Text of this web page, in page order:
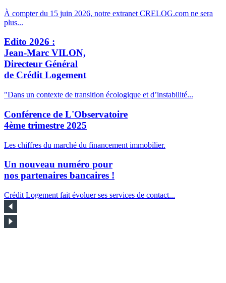
À compter du 15 juin 2026, notre extranet CRELOG.com ne sera
plus...
Edito 2026 :
Jean-Marc VILON,
Directeur Général
de Crédit Logement
"Dans un contexte de transition écologique et d’instabilité...
Conférence de L'Observatoire
4ème trimestre 2025
Les chiffres du marché du financement immobilier.
Un nouveau numéro pour
nos partenaires bancaires !
Crédit Logement fait évoluer ses services de contact...